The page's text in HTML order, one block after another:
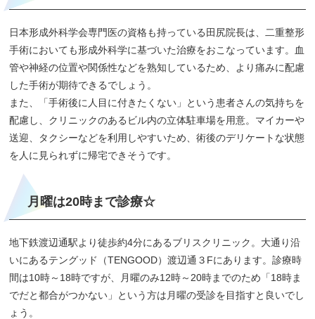
日本形成外科学会専門医の資格も持っている田尻院長は、二重整形
手術においても形成外科学に基づいた治療をおこなっています。血
管や神経の位置や関係性などを熟知しているため、より痛みに配慮
した手術が期待できるでしょう。
また、「手術後に人目に付きたくない」という患者さんの気持ちを
配慮し、クリニックのあるビル内の立体駐車場を用意。マイカーや
送迎、タクシーなどを利用しやすいため、術後のデリケートな状態
を人に見られずに帰宅できそうです。
月曜は20時まで診療☆
地下鉄渡辺通駅より徒歩約4分にあるブリスクリニック。大通り沿
いにあるテングッド（TENGOOD）渡辺通３Fにあります。診療時
間は10時～18時ですが、月曜のみ12時～20時までのため「18時ま
でだと都合がつかない」という方は月曜の受診を目指すと良いでし
ょう。